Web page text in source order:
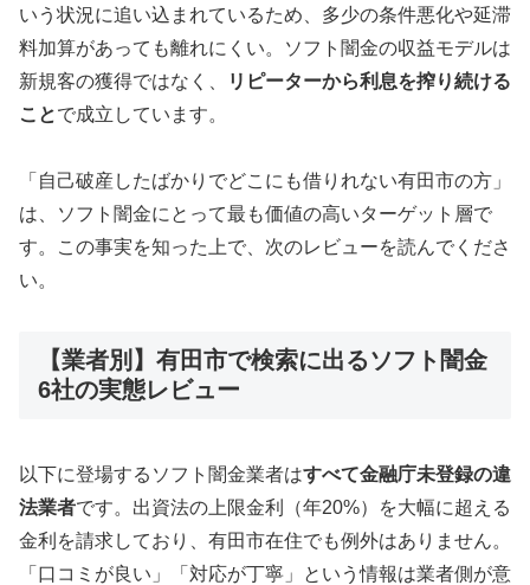
いう状況に追い込まれているため、多少の条件悪化や延滞
料加算があっても離れにくい。ソフト闇金の収益モデルは
新規客の獲得ではなく、
リピーターから利息を搾り続ける
ことで成立しています。
「自己破産したばかりでどこにも借りれない有田市の方」
は、ソフト闇金にとって最も価値の高いターゲット層で
す。この事実を知った上で、次のレビューを読んでくださ
い。
【業者別】有田市で検索に出るソフト闇金
6社の実態レビュー
以下に登場するソフト闇金業者はすべて金融庁未登録の違
法業者です。出資法の上限金利（年20%）を大幅に超える
金利を請求しており、有田市在住でも例外はありません。
「口コミが良い」「対応が丁寧」という情報は業者側が意